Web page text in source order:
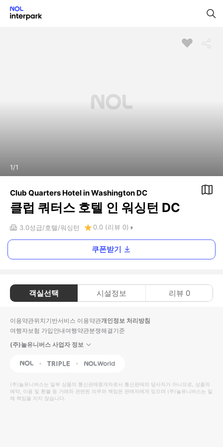
1/1
Club Quarters Hotel in Washington DC
클럽 쿼터스 호텔 인 워싱턴 DC
3.0성급 호텔 워싱턴 0.0 (리뷰 0)
쿠폰받기
객실선택 시설정보 리뷰 0
이용약관위치기반서비스 이용약관개인정보 처리방침
여행자보험 가입안내여행약관분쟁해결기준
(주)놀유니버스 사업자 정보
NOL Triple Interpark Global
(주)놀유니버스는 일부 상품의 통신판매중개자로서 통신판매의 당사자가 아니므로, 상품의
예약, 이용 및 환불 등 거래와 관련된 의무와 책임은 판매자에게 있으며 (주)놀유니버스는 일
체 책임을 지지 않습니다.